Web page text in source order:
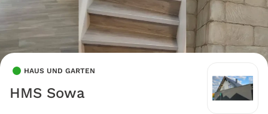
HAUS UND GARTEN
HMS Sowa